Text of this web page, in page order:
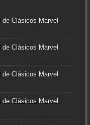
de Clásicos Marvel
de Clásicos Marvel
de Clásicos Marvel
de Clásicos Marvel